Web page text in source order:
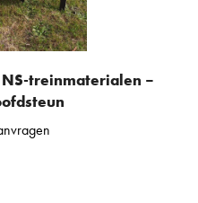
treinmaterialen –